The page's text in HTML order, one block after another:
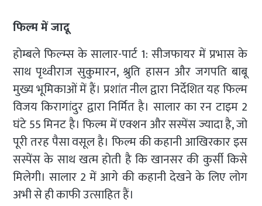
फिल्म में जादू
होम्बले फिल्म्स के सालार-पार्ट 1: सीजफायर में प्रभास के
साथ पृथ्वीराज सुकुमारन, श्रुति हासन और जगपति बाबू
मुख्य भूमिकाओं में हैं। प्रशांत नील द्वारा निर्देशित यह फिल्म
विजय किरागांदुर द्वारा निर्मित है। सालार का रन टाइम 2
घंटे 55 मिनट है। फिल्म में एक्शन और सस्पेंस ज्यादा है, जो
पूरी तरह पैसा वसूल है। फिल्म की कहानी आखिरकार इस
सस्पेंस के साथ खत्म होती है कि खानसर की कुर्सी किसे
मिलेगी। सालार 2 में आगे की कहानी देखने के लिए लोग
अभी से ही काफी उत्साहित हैं।